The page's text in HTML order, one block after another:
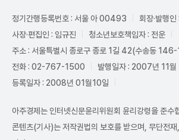
정기간행등록번호 : 서울 아 00493
회장·발행인
사장·편집인 : 임규진
청소년보호책임자 : 전운
주소 : 서울특별시 종로구 종로 1길 42(수송동 146-
전화 : 02-767-1500
발행일자 : 2007년 11월
등록일자 : 2008년 01월10일
아주경제는 인터넷신문윤리위원회 윤리강령을 준수
콘텐츠(기사)는 저작권법의 보호를 받으며, 무단전